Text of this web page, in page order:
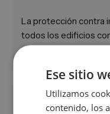
La protección contra
todos los edificios
normativas cada vez
¿Cómo contacto
protección contra
Ese sitio
Utilizamos
contenido, los